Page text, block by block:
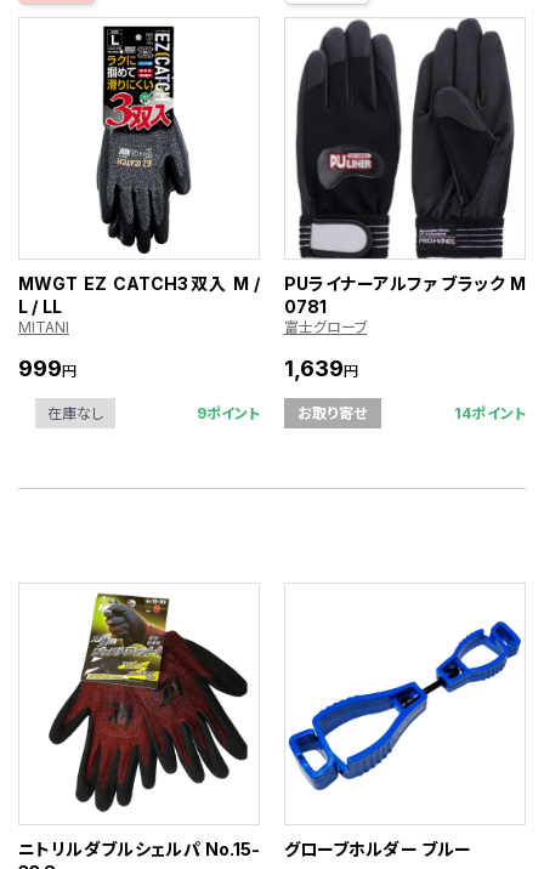
MWGT EZ CATCH3双入 M /
L / LL
MITANI
999円
在庫なし 9ポイント
PUライナーアルファ ブラック M
0781
富士グローブ
1,639円
お取り寄せ 14ポイント
ニトリルダブルシェルパ No.15-
グローブホルダー ブルー